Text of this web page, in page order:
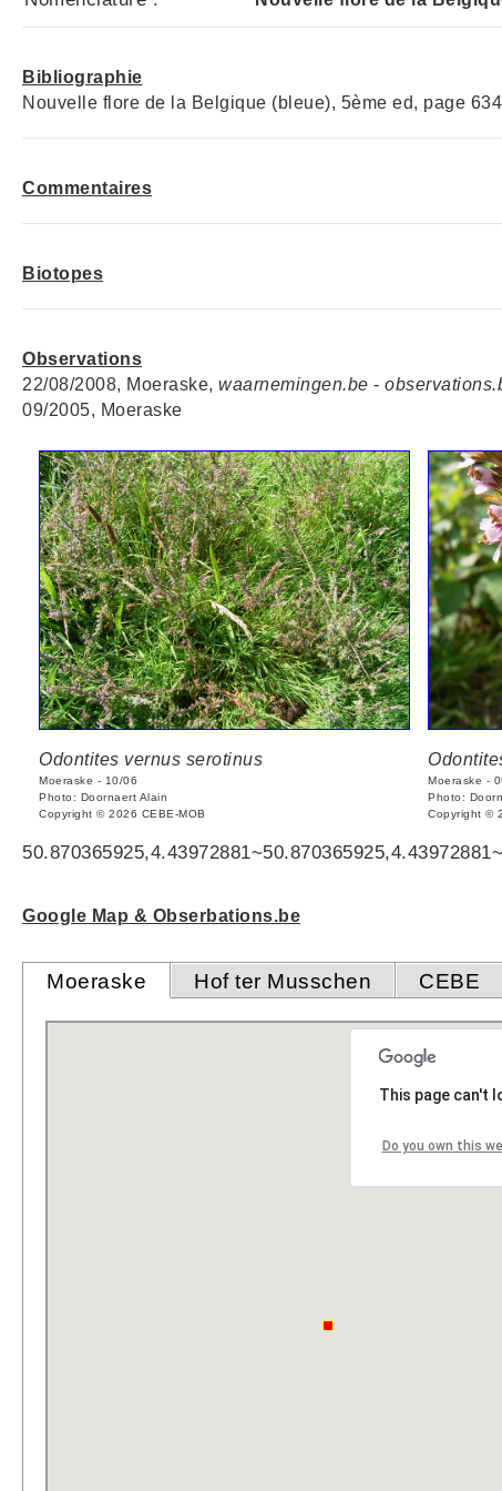
Bibliographie
Nouvelle flore de la Belgique (bleue), 5ème ed, page 634
Commentaires
Biotopes
Observations
22/08/2008, Moeraske, waarnemingen.be -
09/2005, Moeraske
Odontites vernus serotinus
Moeraske - 10/06
Photo: Doornaert Alain
Copyright © 2026 CEBE-MOB
Moeraske -
Photo:
Copyright ©
Google Map & Obserbations.be
Moeraske Hof ter Musschen CEBE